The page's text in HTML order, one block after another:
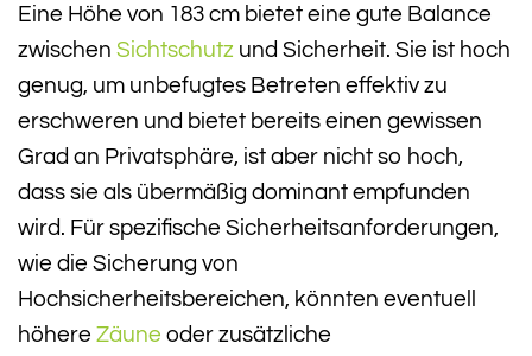
Eine Höhe von 183 cm bietet eine gute Balance
zwischen Sichtschutz und Sicherheit. Sie ist hoch
genug, um unbefugtes Betreten effektiv zu
erschweren und bietet bereits einen gewissen
Grad an Privatsphäre, ist aber nicht so hoch,
dass sie als übermäßig dominant empfunden
wird. Für spezifische Sicherheitsanforderungen,
wie die Sicherung von
Hochsicherheitsbereichen, könnten eventuell
höhere Zäune oder zusätzliche